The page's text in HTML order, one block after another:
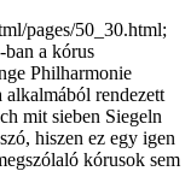
pages/50_30.html;
a kórus
Philharmonie
rendezett
mit sieben Siegeln
hiszen ez egy igen
kórusok sem